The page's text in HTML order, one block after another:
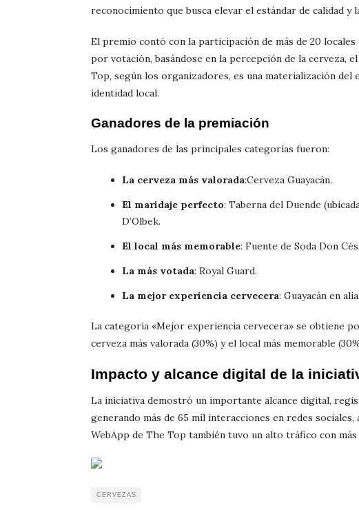
reconocimiento que busca elevar el estándar de calidad y
El premio contó con la participación de más de 20
por votación, basándose en la percepción de la cerveza,
Top, según los organizadores, es una materialización
identidad local.
Ganadores de la premiación
Los ganadores de las principales categorías fueron:
La cerveza más valorada:Cerveza Guayacán.
El maridaje perfecto: Taberna del Duende
D’Olbek.
El local más memorable: Fuente de Soda Don
La más votada: Royal Guard.
La mejor experiencia cervecera: Guayacán en
La categoría «Mejor experiencia cervecera» se obtiene
cerveza más valorada (30%) y el local más memorable
Impacto y alcance digital de la
La iniciativa demostró un importante alcance digital,
generando más de 65 mil interacciones en redes sociales,
WebApp de The Top también tuvo un alto tráfico con
CERVEZAS